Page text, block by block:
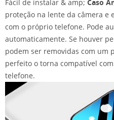
Fácil de instalar & amp; Caso
proteção na lente da câmera
com o próprio telefone. Pode au
automaticamente. Se houver
podem ser removidas com um
perfeito o torna compatível
telefone.